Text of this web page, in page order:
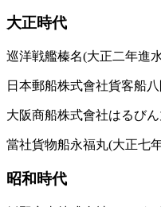
大正時代
巡洋戦艦榛名(大正二年進
日本郵船株式會社貨客船
大阪商船株式會社はるび
當社貨物船永福丸(大正七
昭和時代